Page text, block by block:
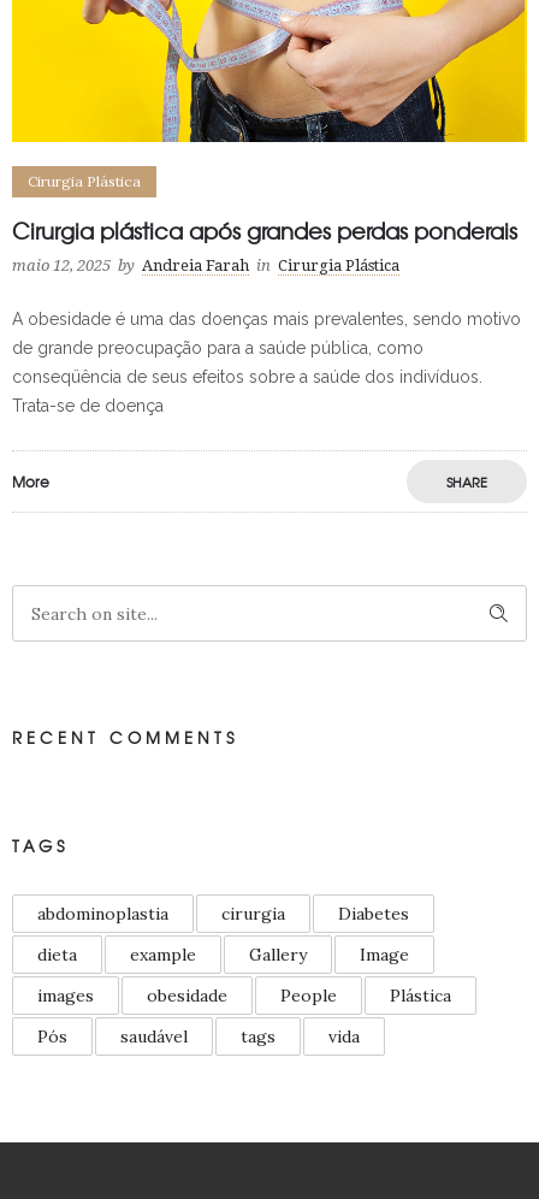
Cirurgia Plástica
Cirurgia plástica após grandes perdas ponderais
maio 12, 2025 by Andreia Farah in Cirurgia Plástica
A obesidade é uma das doenças mais prevalentes, sendo motivo
de grande preocupação para a saúde pública, como
conseqüência de seus efeitos sobre a saúde dos indivíduos.
Trata-se de doença
More SHARE
RECENT COMMENTS
TAGS
abdominoplastia cirurgia
Diabetes
dieta
example Gallery
Image
images
obesidade People
Plástica
Pós
saudável tags vida